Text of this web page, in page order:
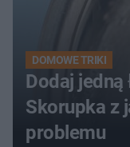
DOMOWE TRIKI
Dodaj jedną
Skorupka z
problemu